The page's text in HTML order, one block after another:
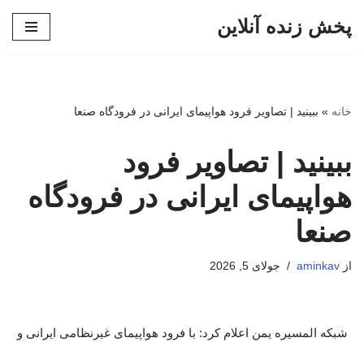
پخش زنده آنلاین
خانه » ببینید | تصاویر فرود هواپیمای ایرانی در فرودگاه صنعا
ببینید | تصاویر فرود
هواپیمای ایرانی در فرودگاه
صنعا
از aminkav جولای 5, 2026
شبکه المسیره یمن اعلام کرد: با فرود هواپیمای غیرنظامی ایرانی و